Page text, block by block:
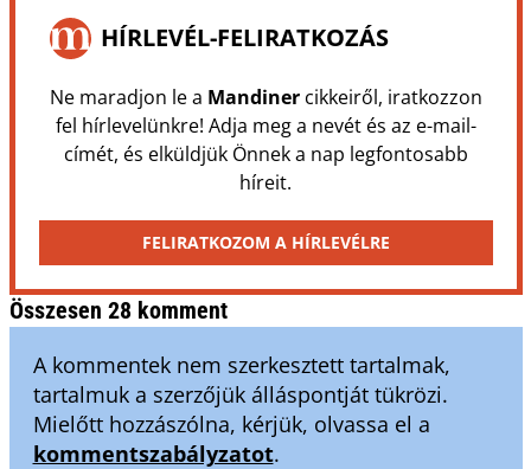
HÍRLEVÉL-FELIRATKOZÁS
Ne maradjon le a Mandinercikkeiről, iratkozzon
fel hírlevelünkre! Adja meg a nevét és az e-mail-
címét, és elküldjük Önnek a nap legfontosabb
híreit.
FELIRATKOZOM A HÍRLEVÉLRE
Összesen 28 komment
A kommentek nem szerkesztett tartalmak,
tartalmuk a szerzőjük álláspontját tükrözi.
Mielőtt hozzászólna, kérjük, olvassa el a
kommentszabályzatot.